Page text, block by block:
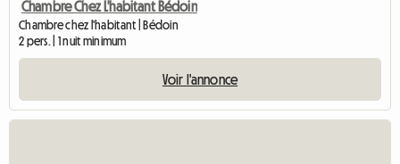
Chambre Chez L'habitant Bédoin
Chambre chez l'habitant | Bédoin
2 pers. | 1 nuit minimum
Voir l'annonce